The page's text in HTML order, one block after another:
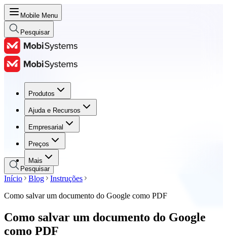
Mobile Menu
Pesquisar
Produtos
Ajuda e Recursos
Empresarial
Preços
Mais
Produtos
Ajuda e Recursos
Empresarial
Preços
Pesquisar
Início Blog
Instruções
Como salvar um documento do Google como PDF
Como salvar um documento do Google
como PDF